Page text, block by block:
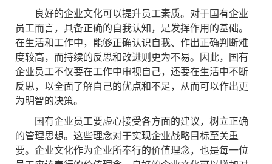
良好的企业文化可以提升员工素质。对于国有企业
员工而言，具备正确的自我认知，是发挥作用的基础。
在生活和工作中，能够正确认识自我、作出正确判断难
度较高，而持续的反思和改进则更为不易。因此，国有
企业员工不仅要在工作中审视自己，还要在生活中不断
反思，以全面了解自己的优点和不足，从而可以作出更
为明智的决策。
国有企业员工要虚心接受各方面的建议，树立正确
的管理思想。这些理念对于实现企业战略目标至关重
要。企业文化作为企业所奉行的价值理念，也是每一位